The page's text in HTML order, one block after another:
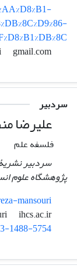
gmail.com
سردبیر
علیرضا
فلسفه علم
سردبیر
پژوهشگاه علوم
mansouri
mansouri
ihcs.ac.ir
1488-5754